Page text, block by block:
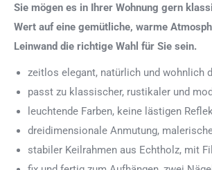
Sie mögen es in Ihrer Wohnung gern
Wert auf eine gemütliche, warme
Leinwand die richtige Wahl für Sie sein.
zeitlos elegant, natürlich und wohnlich
passt zu klassischer, rustikaler und
leuchtende Farben, keine lästigen
dreidimensionale Anmutung,
stabiler Keilrahmen aus Echtholz, mit